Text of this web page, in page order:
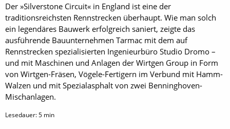
Der »Silverstone Circuit« in England ist eine der
traditionsreichsten Rennstrecken überhaupt. Wie man solch
ein legendäres Bauwerk erfolgreich saniert, zeigte das
ausführende Bauunternehmen Tarmac mit dem auf
Rennstrecken spezialisierten Ingenieurbüro Studio Dromo –
und mit Maschinen und Anlagen der Wirtgen Group in Form
von Wirtgen-Fräsen, Vögele-Fertigern im Verbund mit Hamm-
Walzen und mit Spezialasphalt von zwei Benninghoven-
Mischanlagen.
Lesedauer:5 min